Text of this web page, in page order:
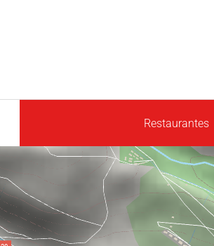
Restaurantes